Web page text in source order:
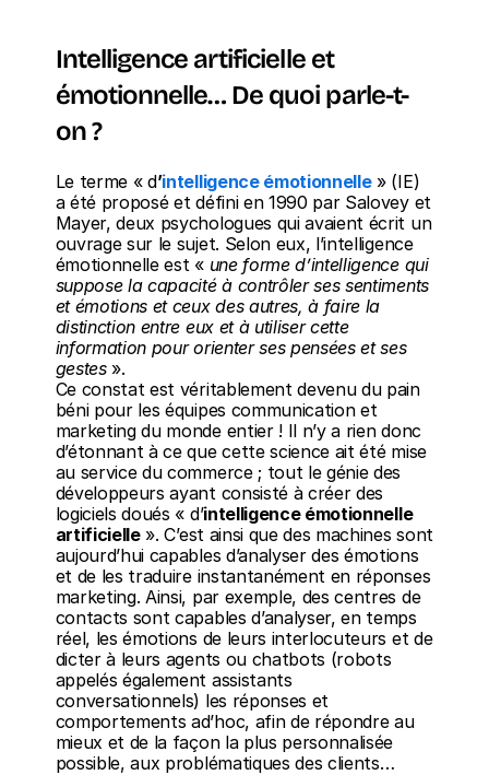
Intelligence artificielle et
émotionnelle… De quoi parle-t-
on ?
Le terme « d’intelligence émotionnelle » (IE)
a été proposé et défini en 1990 par Salovey et
Mayer, deux psychologues qui avaient écrit un
ouvrage sur le sujet. Selon eux, l’intelligence
émotionnelle est « une forme d’intelligence qui
suppose la capacité à contrôler ses sentiments
et émotions et ceux des autres, à faire la
distinction entre eux et à utiliser cette
information pour orienter ses pensées et ses
gestes ».
Ce constat est véritablement devenu du pain
béni pour les équipes communication et
marketing du monde entier ! Il n’y a rien donc
d’étonnant à ce que cette science ait été mise
au service du commerce ; tout le génie des
développeurs ayant consisté à créer des
logiciels doués « d’intelligence émotionnelle
artificielle ». C’est ainsi que des machines sont
aujourd’hui capables d’analyser des émotions
et de les traduire instantanément en réponses
marketing. Ainsi, par exemple, des centres de
contacts sont capables d’analyser, en temps
réel, les émotions de leurs interlocuteurs et de
dicter à leurs agents ou chatbots (robots
appelés également assistants
conversationnels) les réponses et
comportements ad’hoc, afin de répondre au
mieux et de la façon la plus personnalisée
possible, aux problématiques des clients…